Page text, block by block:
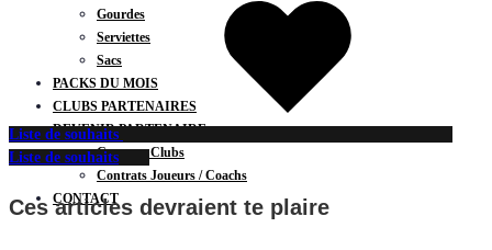
Gourdes
Serviettes
Sacs
PACKS DU MOIS
CLUBS PARTENAIRES
DEVENIR PARTENAIRE
Contrats Clubs
Contrats Joueurs / Coachs
CONTACT
Liste de souhaits
Liste de souhaits
Ces articles devraient te plaire